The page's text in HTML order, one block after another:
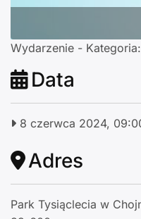
Wydarzenie - Kategoria:
Data
8 czerwca 2024,
Adres
Park Tysiąclecia w